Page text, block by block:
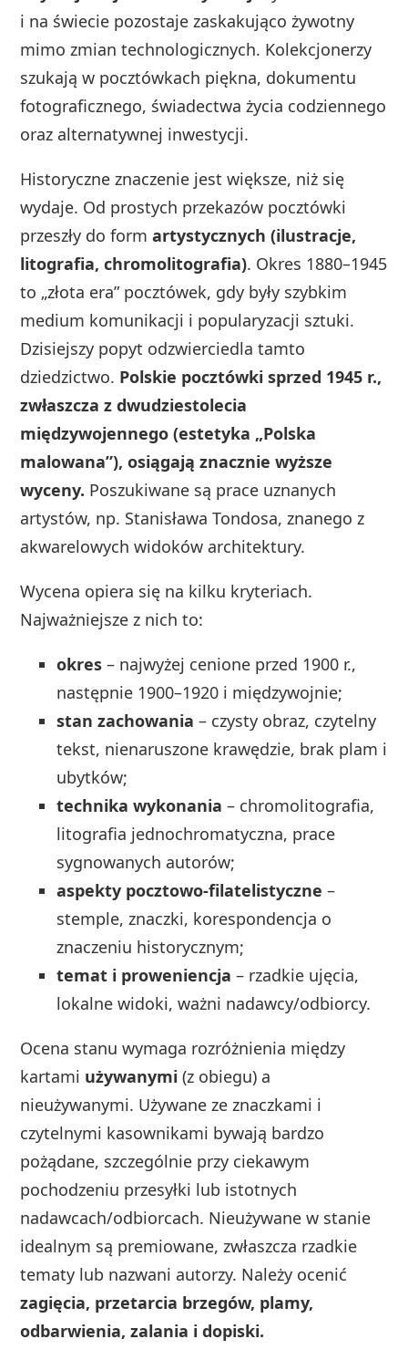
i na świecie pozostaje zaskakująco żywotny
mimo zmian technologicznych. Kolekcjonerzy
szukają w pocztówkach piękna, dokumentu
fotograficznego, świadectwa życia codziennego
oraz alternatywnej inwestycji.
Historyczne znaczenie jest większe, niż się
wydaje. Od prostych przekazów pocztówki
przeszły do formartystycznych (ilustracje,
litografia, chromolitografia). Okres 1880–1945
to „złota era” pocztówek, gdy były szybkim
medium komunikacji i popularyzacji sztuki.
Dzisiejszy popyt odzwierciedla tamto
dziedzictwo. Polskie pocztówki sprzed 1945 r.,
zwłaszcza z dwudziestolecia
międzywojennego (estetyka „Polska
malowana”), osiągają znacznie wyższe
wyceny. Poszukiwane są prace uznanych
artystów, np. Stanisława Tondosa, znanego z
akwarelowych widoków architektury.
Wycena opiera się na kilku kryteriach.
Najważniejsze z nich to:
okres – najwyżej cenione przed 1900 r.,
następnie 1900–1920 i międzywojnie;
stan zachowania – czysty obraz, czytelny
tekst, nienaruszone krawędzie, brak plam i
ubytków;
technika wykonania – chromolitografia,
litografia jednochromatyczna, prace
sygnowanych autorów;
aspekty pocztowo‑filatelistyczne –
stemple, znaczki, korespondencja o
znaczeniu historycznym;
temat i proweniencja – rzadkie ujęcia,
lokalne widoki, ważni nadawcy/odbiorcy.
Ocena stanu wymaga rozróżnienia między
kartami używanymi (z obiegu) a
nieużywanymi. Używane ze znaczkami i
czytelnymi kasownikami bywają bardzo
pożądane, szczególnie przy ciekawym
pochodzeniu przesyłki lub istotnych
nadawcach/odbiorcach. Nieużywane w stanie
idealnym są premiowane, zwłaszcza rzadkie
tematy lub nazwani autorzy. Należy ocenić
zagięcia, przetarcia brzegów, plamy,
odbarwienia, zalania i dopiski.